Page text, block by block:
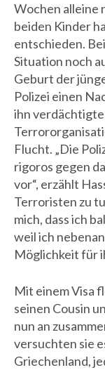
Wochen alleine
beiden Kinder
entschieden.
Situation noch
Geburt der
Polizei einen
ihn
Flucht. „Die
rigoros gegen
vor“, erzählt
Terroristen zu
mich, dass ich
weil ich
Möglichkeit für
Mit einem Visa
seinen Cousin
nun an
versuchten sie
Griechenland,